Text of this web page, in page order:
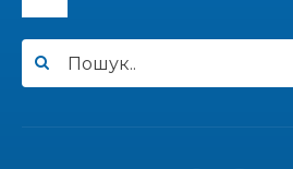
12:00
11:34
Частина ВПО більше не